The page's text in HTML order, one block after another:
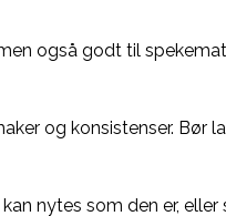
også godt til
og konsistenser. Bør
nytes som den er,